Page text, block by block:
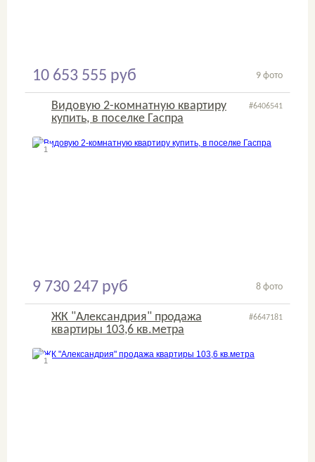
10 653 555 руб 9 фото
#6406541
Видовую 2-комнатную квартиру
купить, в поселке Гаспра
1
9 730 247 руб 8 фото
#6647181
ЖК "Александрия" продажа
квартиры 103,6 кв.метра
1